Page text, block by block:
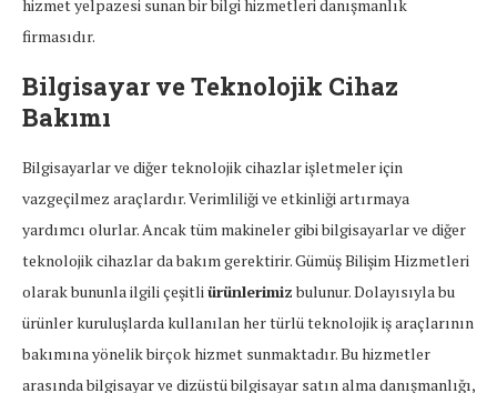
hizmet yelpazesi sunan bir bilgi hizmetleri danışmanlık
firmasıdır.
Bilgisayar ve Teknolojik Cihaz
Bakımı
Bilgisayarlar ve diğer teknolojik cihazlar işletmeler için
vazgeçilmez araçlardır. Verimliliği ve etkinliği artırmaya
yardımcı olurlar. Ancak tüm makineler gibi bilgisayarlar ve diğer
teknolojik cihazlar da bakım gerektirir. Gümüş Bilişim Hizmetleri
olarak bununla ilgili çeşitliürünlerimizbulunur. Dolayısıyla bu
ürünler kuruluşlarda kullanılan her türlü teknolojik iş araçlarının
bakımına yönelik birçok hizmet sunmaktadır. Bu hizmetler
arasında bilgisayar ve dizüstü bilgisayar satın alma danışmanlığı,